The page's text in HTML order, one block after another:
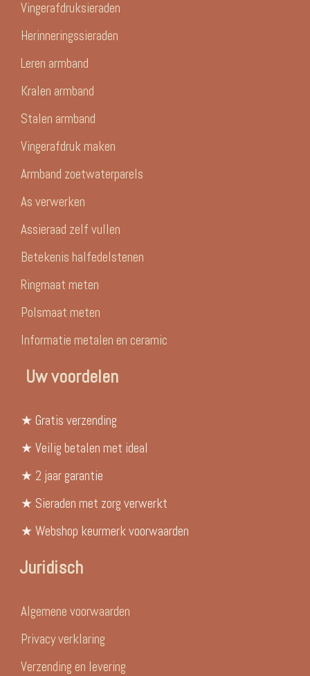
Vingerafdruksieraden
Herinneringssieraden
Leren armband
Kralen armband
Stalen armband
Vingerafdruk maken
Armband zoetwaterparels
As verwerken
Assieraad zelf vullen
Betekenis halfedelstenen
Ringmaat meten
Polsmaat meten
Informatie metalen en ceramic
Uw voordelen
★ Gratis verzending
★ Veilig betalen met ideal
★ 2 jaar garantie
★ Sieraden met zorg verwerkt
★ Webshop keurmerk voorwaarden
Juridisch
Algemene voorwaarden
Privacy verklaring
Verzending en levering